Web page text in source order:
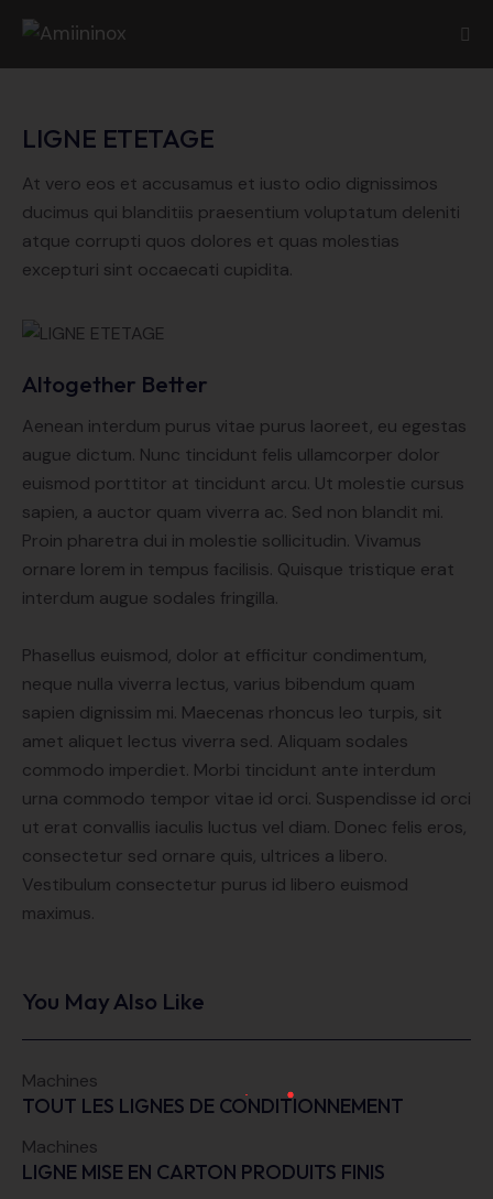
LIGNE ETETAGE
Altogether Better
Aenean interdum purus vitae purus laoreet, eu egestas
augue dictum. Nunc tincidunt felis ullamcorper dolor
euismod porttitor at tincidunt arcu. Ut molestie cursus
sapien, a auctor quam viverra ac. Sed non blandit mi.
Proin pharetra dui in molestie sollicitudin. Vivamus
ornare lorem in tempus facilisis. Quisque tristique erat
interdum augue sodales fringilla.
Phasellus euismod, dolor at efficitur condimentum,
neque nulla viverra lectus, varius bibendum quam
sapien dignissim mi. Maecenas rhoncus leo turpis, sit
amet aliquet lectus viverra sed. Aliquam sodales
commodo imperdiet. Morbi tincidunt ante interdum
urna commodo tempor vitae id orci. Suspendisse id orci
ut erat convallis iaculis luctus vel diam. Donec felis eros,
consectetur sed ornare quis, ultrices a libero.
Vestibulum consectetur purus id libero euismod
maximus.
At vero eos et accusamus et iusto odio dignissimos
ducimus qui blanditiis praesentium voluptatum deleniti
atque corrupti quos dolores et quas molestias
excepturi sint occaecati cupidita.
You May Also Like
Machines
TOUT LES LIGNES DE CONDITIONNEMENT
Machines
LIGNE MISE EN CARTON PRODUITS FINIS